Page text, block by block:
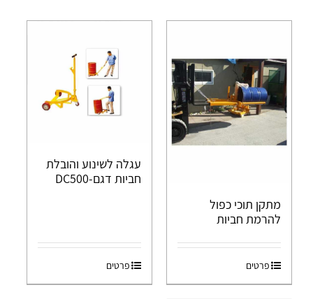
מתקן תוכי כפול
להרמת חביות
פרטים
עגלה לשינוע והובלת
חביות דגם-DC500
פרטים